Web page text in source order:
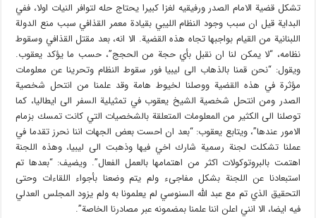
تشكل قضية الامام الصدر ورفيقيه لغزا كبيرا يحتاج حله لتوافر النيات اولا، ففي
البداية قيل ان سبب وجود النظام الليبي بقيادة معمر القذافي سبب منع الدولة
اللبنانية من القيام بواجبها تجاه هذه القضية. الا انه، بعد مقتل القذافي وسقوط
نظامه، “لا يمكن لنا ان نقبل بأي حجة من الحجج”، حسب ما يؤكد يعقوب.
ويقول: “نحن قمنا بالذهاب الى ليبيا فور سقوط النظام وتحرينا عن معلومات
مؤثرة في هذه القضية ووصلنا لخيوط هامة وقد علمنا من انتحل شخصية
الصدر ومن انتحل شخصية الشيخ يعقوب في تمثيلية السفر الى ايطاليا، كما
توصلنا الى الكثير من المعلومات المتعلقة بالشخصيات التي كانت تمسك بزمام
الامور عندها”، ويتابع يعقوب: “بعد ان احست بعض الجهات اننا نحرز تقدما في
عملنا تشكلت لجنة رسمية شارك اخي فيها وذهبت الى ليبيا، وهذه اللجنة
اهتمت بالبروتوكولات اكثر من اهتمامها بالعمل الفعال”. ويضيف: “بعدها تم
استبعادنا عن اللجنة بشكل مفاجىء ولم يتم وضعنا بأجواء اللقاءات وحتى
التحقيق الذي تم مع عبد الله السنوسي لم يعلمونا به ولم يزود المجلس العدلي
فيه ايضا، الا انني اعلن اننا علمنا بمضمونه عبر مصادرنا الخاصة”.